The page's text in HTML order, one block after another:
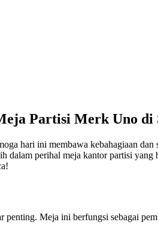
Partisi Merk Uno di
hari ini membawa kebahagiaan
perihal meja kantor partisi yang
Meja ini berfungsi sebagai